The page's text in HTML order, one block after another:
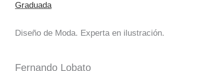
Graduada
Diseño de Moda. Experta en ilustración.
Fernando Lobato